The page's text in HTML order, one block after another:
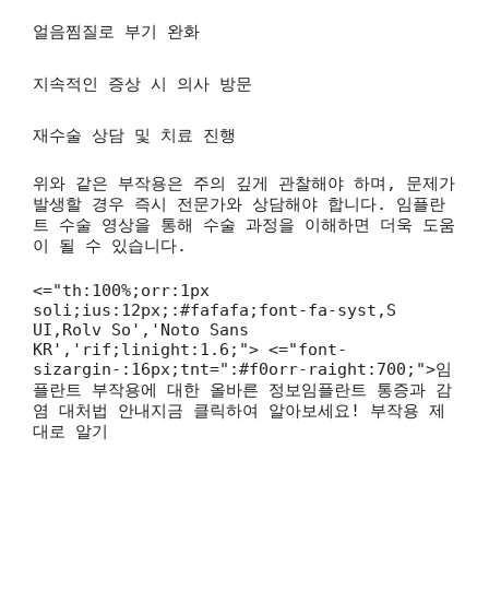
얼음찜질로 부기 완화
지속적인 증상 시 의사 방문
재수술 상담 및 치료 진행
위와 같은 부작용은 주의 깊게 관찰해야 하며, 문제가
발생할 경우 즉시 전문가와 상담해야 합니다. 임플란
트 수술 영상을 통해 수술 과정을 이해하면 더욱 도움
이 될 수 있습니다.
<="th:100%;orr:1px
soli;ius:12px;:#fafafa;font-fa-syst,S
UI,Rolv So','Noto Sans
KR','rif;linight:1.6;"> <="font-
sizargin-:16px;tnt=":#f0orr-raight:700;">임
플란트 부작용에 대한 올바른 정보임플란트 통증과 감
염 대처법 안내지금 클릭하여 알아보세요! 부작용 제
대로 알기